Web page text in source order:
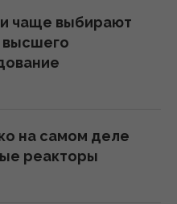
чаще выбирают
на самом деле
реакторы